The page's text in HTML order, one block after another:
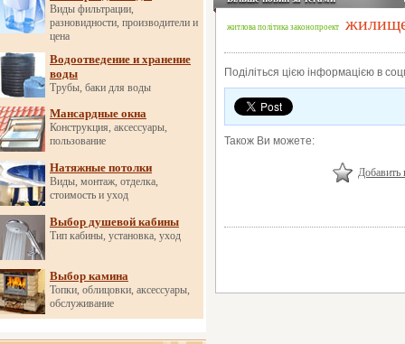
Виды фильтрации,
разновидности, производители и
цена
Водоотведение и хранение
воды
Трубы, баки для воды
Мансардные окна
Конструкция, аксессуары,
пользование
Натяжные потолки
Виды, монтаж, отделка,
стоимость и уход
Выбор душевой кабины
Тип кабины, установка, уход
Выбор камина
Топки, облицовки, аксессуары,
обслуживание
житлова політика законопроект
Поділіться цією інформацією в
Також Ви можете:
Добавить